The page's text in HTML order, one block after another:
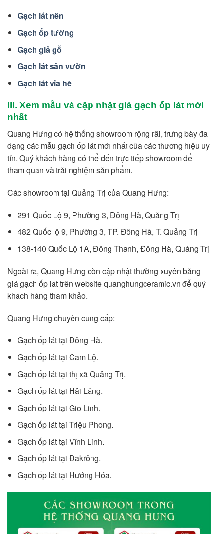
Gạch lát nền
Gạch ốp tường
Gạch giả gỗ
Gạch lát sân vườn
Gạch lát vỉa hè
III. Xem mẫu và cập nhật giá gạch ốp lát mới
nhất
Quang Hưng có hệ thống showroom rộng rãi, trưng bày đa
dạng các mẫu gạch ốp lát mới nhất của các thương hiệu uy
tín. Quý khách hàng có thể đến trực tiếp showroom để
tham quan và trải nghiệm sản phẩm.
Các showroom tại Quảng Trị của Quang Hưng:
291 Quốc Lộ 9, Phường 3, Đông Hà, Quảng Trị
482 Quốc lộ 9, Phường 3, TP. Đông Hà, T. Quảng Trị
138-140 Quốc Lộ 1A, Đông Thanh, Đông Hà, Quảng Trị
Ngoài ra, Quang Hưng còn cập nhật thường xuyên bảng
giá gạch ốp lát trên website quanghungceramic.vn để quý
khách hàng tham khảo.
Quang Hưng chuyên cung cấp:
Gạch ốp lát tại Đông Hà.
Gạch ốp lát tại Cam Lộ.
Gạch ốp lát tại thị xã Quảng Trị.
Gạch ốp lát tại Hải Lăng.
Gạch ốp lát tại Gio Linh.
Gạch ốp lát tại Triệu Phong.
Gạch ốp lát tại Vĩnh Linh.
Gạch ốp lát tại Đakrông.
Gạch ốp lát tại Hướng Hóa.